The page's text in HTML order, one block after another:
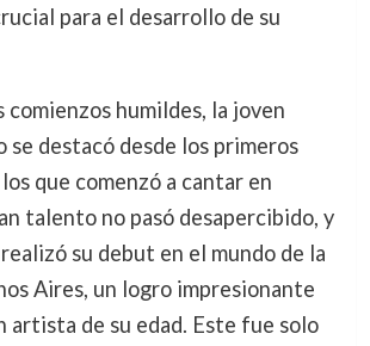
para el desarrollo de su
comienzos humildes, la joven
se destacó desde los primeros
que comenzó a cantar en
talento no pasó desapercibido, y
su debut en el mundo de la
Aires, un logro impresionante
artista de su edad. Este fue solo